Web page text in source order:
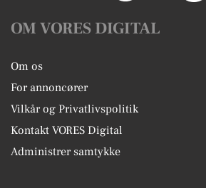
OM VORES DIGITAL
Om os
For annoncører
Vilkår og Privatlivspolitik
Kontakt VORES Digital
Administrer samtykke